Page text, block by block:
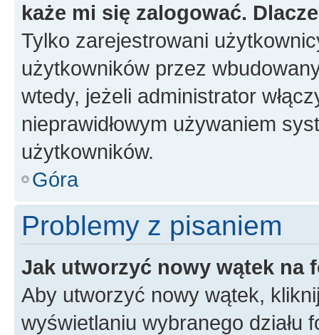
każe mi się zalogować.
Tylko zarejestrowani
użytkowników przez
wtedy, jeżeli administrator
nieprawidłowym używaniem
użytkowników.
Góra
Problemy z pisaniem
Jak utworzyć nowy wątek na
Aby utworzyć nowy wątek,
wyświetlaniu wybranego działu